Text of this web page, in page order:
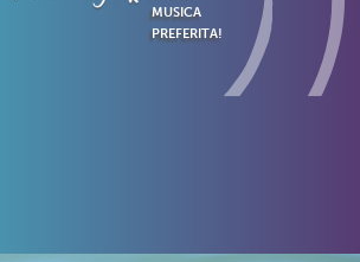
MUSICA
PREFERITA!